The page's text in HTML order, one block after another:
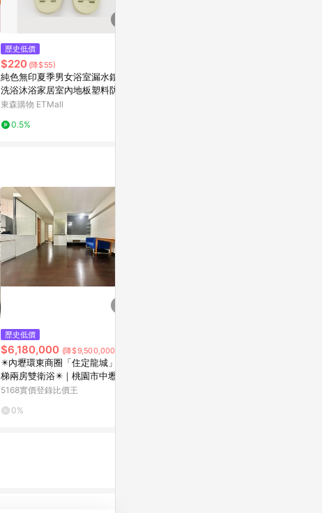
歷史低價
$220 (降$55)
純色無印夏季男女浴室漏水鏤空
洗浴沐浴家居室內地板塑料防滑
拖鞋
東森購物 ETMall
0.5%
歷史低價
$6,180,000 (降$9,500,000)
✴️內壢環東商圈「住定龍城」電
梯兩房雙衛浴✴️｜桃園市中壢區
自立二街
5168實價登錄比價王
0%